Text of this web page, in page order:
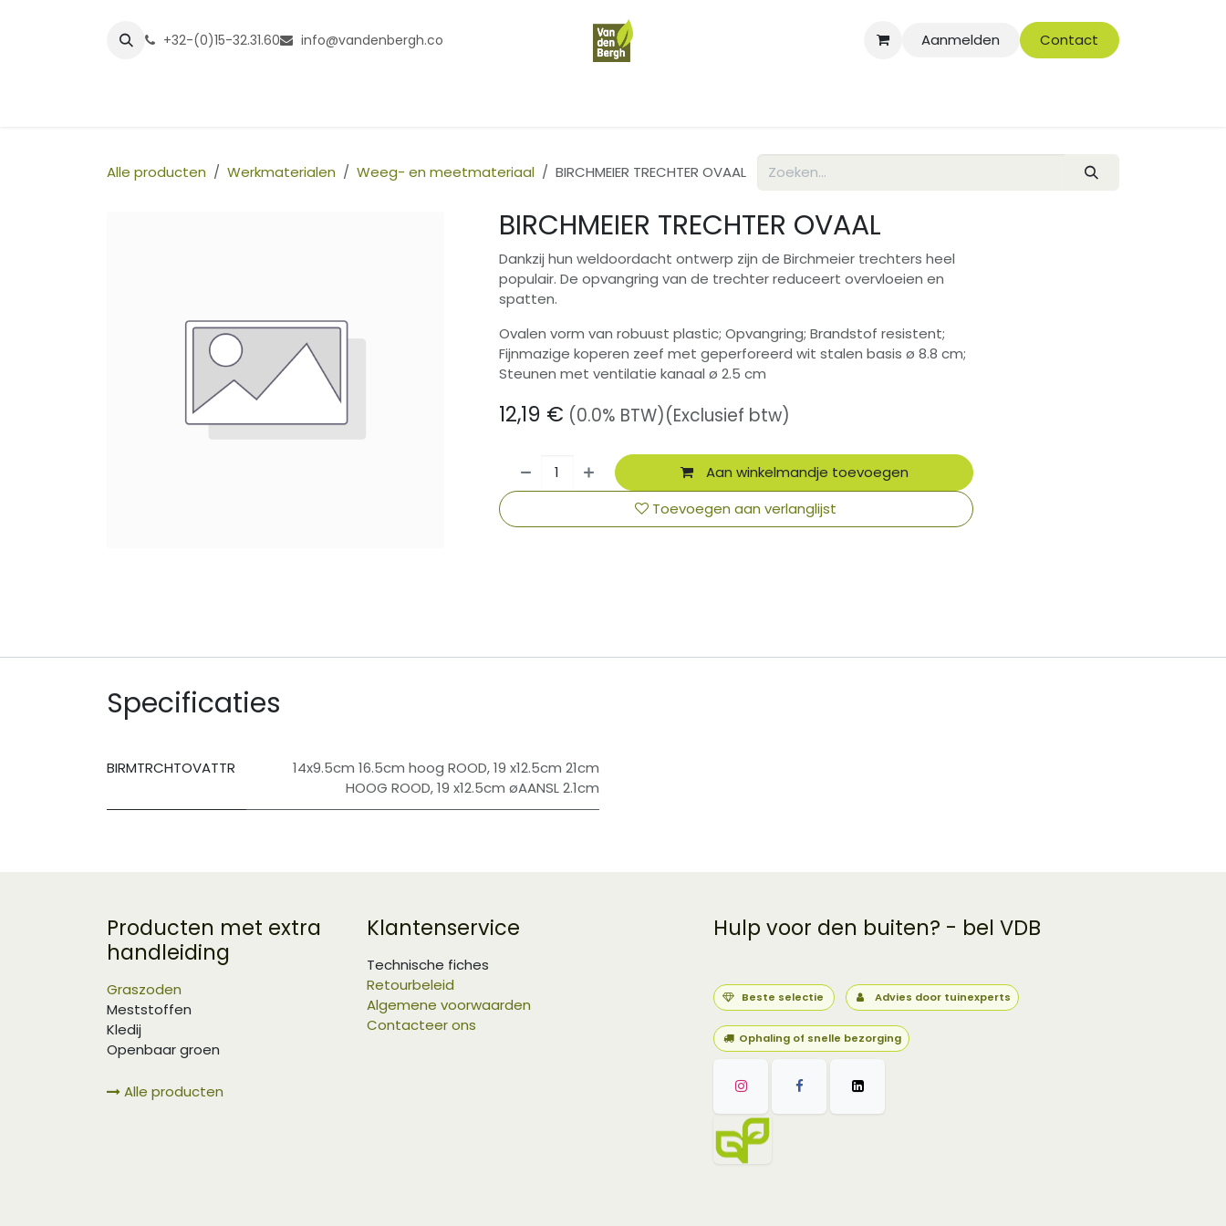
+32-(0)15-32.31.60 info@vandenbergh.co Aanmelden Contact
Alle producten Werkmaterialen Weeg- en meetmateriaal BIRCHMEIER TRECHTER OVAAL
BIRCHMEIER TRECHTER OVAAL
Dankzij hun weldoordacht ontwerp zijn de Birchmeier trechters heel
populair. De opvangring van de trechter reduceert overvloeien en
spatten.
Ovalen vorm van robuust plastic; Opvangring; Brandstof resistent;
Fijnmazige koperen zeef met geperforeerd wit stalen basis ø 8.8 cm;
Steunen met ventilatie kanaal ø 2.5 cm
12,19 € (0.0% BTW)(Exclusief btw)
Aan winkelmandje toevoegen
Toevoegen aan verlanglijst
Specificaties
BIRMTRCHTOVATTR 14x9.5cm 16.5cm hoog ROOD,19 x12.5cm 21cm
HOOG ROOD,19 x12.5cm øAANSL 2.1cm
Producten met extra
handleiding
Graszoden
Meststoffen
Kledij
Openbaar groen
Alle producten
Klantenservice
Technische fiches
Retourbeleid
Algemene voorwaarden
Contacteer ons
Hulp voor den buiten? - bel VDB
Beste selectie Advies door tuinexperts
Ophaling of snelle bezorging